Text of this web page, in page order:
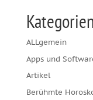
Kategorien
ALLgemein
Apps und
Artikel
Berühmte